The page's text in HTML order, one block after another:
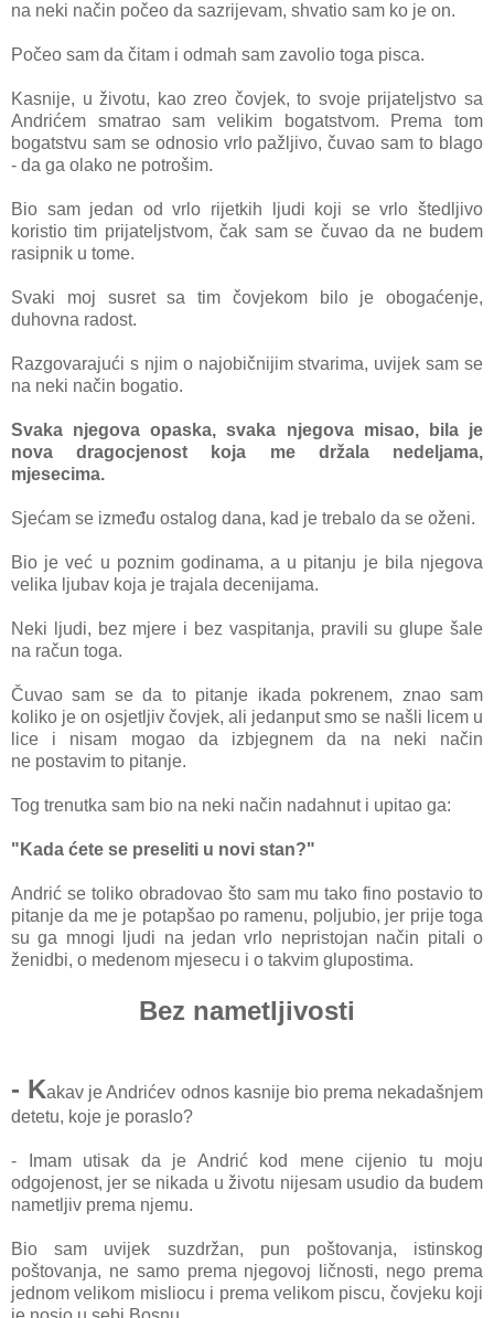
na neki način počeo da sazrijevam, shvatio sam ko je on.
Počeo sam da čitam i odmah sam zavolio toga pisca.
Kasnije, u životu, kao zreo čovjek, to svoje prijateljstvo sa
Andrićem smatrao sam velikim bogatstvom. Prema tom
bogatstvu sam se odnosio vrlo pažljivo, čuvao sam to blago
- da ga olako ne potrošim.
Bio sam jedan od vrlo rijetkih ljudi koji se vrlo štedljivo
koristio tim prijateljstvom, čak sam se čuvao da ne budem
rasipnik u tome.
Svaki moj susret sa tim čovjekom bilo je obogaćenje,
duhovna radost.
Razgovarajući s njim o najobičnijim stvarima, uvijek sam se
na neki način bogatio.
Svaka njegova opaska, svaka njegova misao, bila je
nova dragocjenost koja me držala nedeljama,
mjesecima.
Sjećam se između ostalog dana, kad je trebalo da se oženi.
Bio je već u poznim godinama, a u pitanju je bila njegova
velika ljubav koja je trajala decenijama.
Neki ljudi, bez mjere i bez vaspitanja, pravili su glupe šale
na račun toga.
Čuvao sam se da to pitanje ikada pokrenem, znao sam
koliko je on osjetljiv čovjek, ali jedanput smo se našli licem u
lice i nisam mogao da izbjegnem da na neki način
ne postavim to pitanje.
Tog trenutka sam bio na neki način nadahnut i upitao ga:
"Kada ćete se preseliti u novi stan?"
Andrić se toliko obradovao što sam mu tako fino postavio to
pitanje da me je potapšao po ramenu, poljubio, jer prije toga
su ga mnogi ljudi na jedan vrlo nepristojan način pitali o
ženidbi, o medenom mjesecu i o takvim glupostima.
Bez nametljivosti
- Kakav je Andrićev odnos kasnije bio prema nekadašnjem
detetu, koje je poraslo?
- Imam utisak da je Andrić kod mene cijenio tu moju
odgojenost, jer se nikada u životu nijesam usudio da budem
nametljiv prema njemu.
Bio sam uvijek suzdržan, pun poštovanja, istinskog
poštovanja, ne samo prema njegovoj ličnosti, nego prema
jednom velikom misliocu i prema velikom piscu, čovjeku koji